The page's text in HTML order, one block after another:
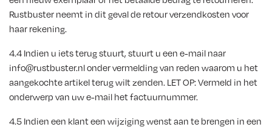
Rustbuster neemt in dit geval de retour verzendkosten voor
haar rekening.
4.4 Indien u iets terug stuurt, stuurt u een e-mail naar
info@rustbuster.nl onder vermelding van reden waarom u het
aangekochte artikel terug wilt zenden. LET OP: Vermeld in het
onderwerp van uw e-mail het factuurnummer.
4.5 Indien een klant een wijziging wenst aan te brengen in een